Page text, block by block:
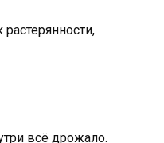
всё дрожало.